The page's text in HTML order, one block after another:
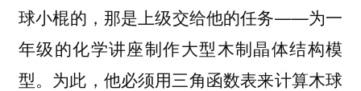
球小棍的，那是上级交给他的任务——为一
年级的化学讲座制作大型木制晶体结构模
型。为此，他必须用三角函数表来计算木球